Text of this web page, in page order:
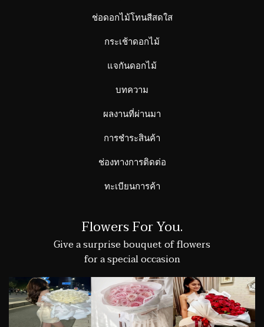
ช่อดอกไม้โทนสีสดใส
กระเช้าดอกไม้
แจกันดอกไม้
บทความ
ผลงานที่ผ่านมา
การชำระสินค้า
ช่องทางการติดต่อ
ทะเบียนการค้า
Flowers For You.
Give a surprise bouquet of flowers
for a special occasion